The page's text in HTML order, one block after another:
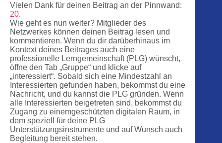
Vielen Dank für deinen Beitrag an der Pinnwand:
20.
Wie geht es nun weiter? Mitglieder des
Netzwerkes können deinen Beitrag lesen und
kommentieren. Wenn du dir darüberhinaus im
Kontext deines Beitrages auch eine
professionelle Lerngemeinschaft (PLG) wünscht,
öffne den Tab „Gruppe“ und klicke auf
„interessiert“. Sobald sich eine Mindestzahl an
Interessierten gefunden haben, bekommst du eine
Nachricht, und du kannst die PLG gründen. Wenn
alle Interessierten beigetreten sind, bekommst du
Zugang zu einemgeschützten digitalen Raum, in
dem speziell für deine PLG
Unterstützungsinstrumente und auf Wunsch auch
Begleitung bereit stehen.